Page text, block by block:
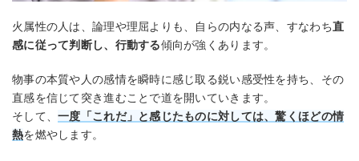
火属性の人は、論理や理屈よりも、自らの内なる声、すなわち直
感に従って判断し、行動する傾向が強くあります。
物事の本質や人の感情を瞬時に感じ取る鋭い感受性を持ち、その
直感を信じて突き進むことで道を開いていきます。
そして、一度「これだ」と感じたものに対しては、驚くほどの情
熱を燃やします。